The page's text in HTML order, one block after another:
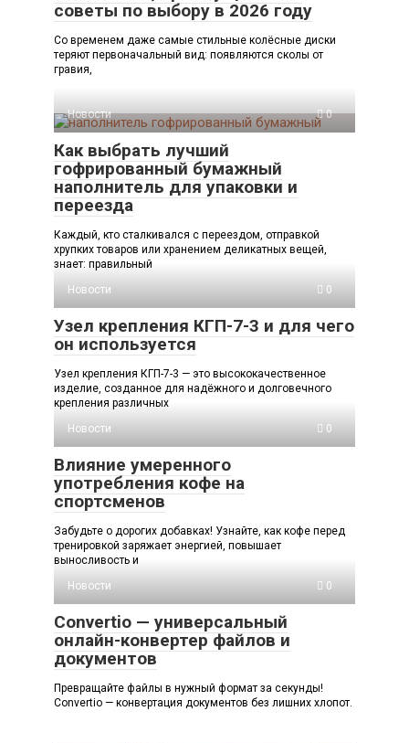
советы по выбору в 2026 году
Со временем даже самые стильные колёсные диски
теряют первоначальный вид: появляются сколы от
гравия,
Новости 0
Как выбрать лучший
гофрированный бумажный
наполнитель для упаковки и
переезда
Каждый, кто сталкивался с переездом, отправкой
хрупких товаров или хранением деликатных вещей,
знает: правильный
Новости
0
Узел крепления КГП-7-3 и для чего
он используется
Узел крепления КГП-7-3 — это высококачественное
изделие, созданное для надёжного и долговечного
крепления различных
Новости
0
Влияние умеренного
употребления кофе на
спортсменов
Забудьте о дорогих добавках! Узнайте, как кофе перед
тренировкой заряжает энергией, повышает
выносливость и
Новости
0
Convertio — универсальный
онлайн-конвертер файлов и
документов
Превращайте файлы в нужный формат за секунды!
Convertio — конвертация документов без лишних хлопот.